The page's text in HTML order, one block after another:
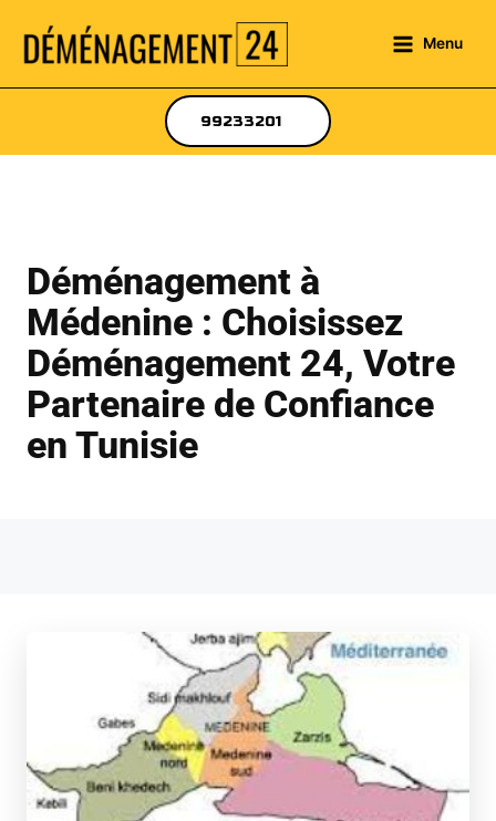
Menu
99233201
Déménagement à
Médenine : Choisissez
Déménagement 24, Votre
Partenaire de Confiance
en Tunisie